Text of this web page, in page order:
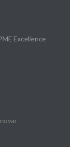
Excellence